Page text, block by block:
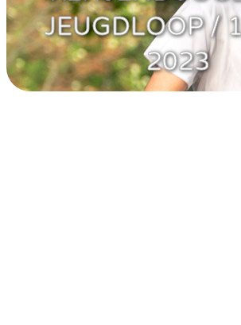
JEUGDLOOP /
2023